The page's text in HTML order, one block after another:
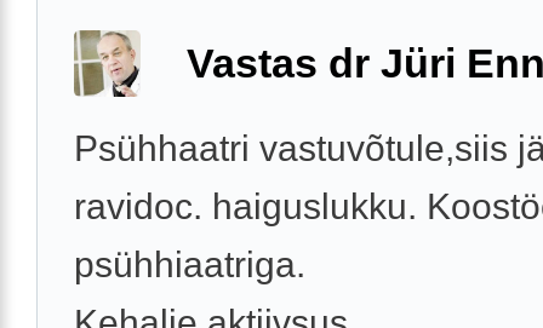
Vastas dr Jüri
Psühhaatri vastuvõtule,siis
ravidoc. haiguslukku.
psühhiaatriga.